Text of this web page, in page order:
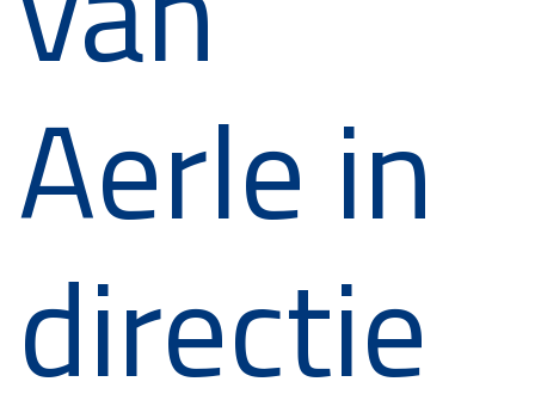
Aerle in
directie